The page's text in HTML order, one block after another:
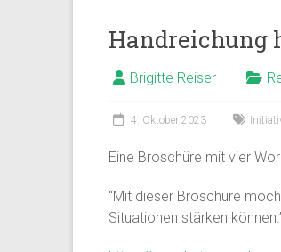
Handreichung
Brigitte Reiser
4. Oktober 2023
Eine Broschüre mit vier
“Mit dieser Broschüre
Situationen stärken